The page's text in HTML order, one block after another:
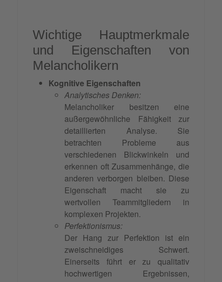
Wichtige Hauptmerkmale
und Eigenschaften von
Melancholikern
Kognitive Eigenschaften
Analytisches Denken:
Melancholiker besitzen eine
außergewöhnliche Fähigkeit zur
detaillierten Analyse. Sie
betrachten Probleme aus
verschiedenen Blickwinkeln und
erkennen oft Zusammenhänge, die
anderen verborgen bleiben. Diese
Eigenschaft macht sie zu
wertvollen Teammitgliedern in
komplexen Projekten.
Perfektionismus:
Der Hang zur Perfektion ist ein
zweischneidiges Schwert.
Einerseits führt er zu qualitativ
hochwertigen Ergebnissen,